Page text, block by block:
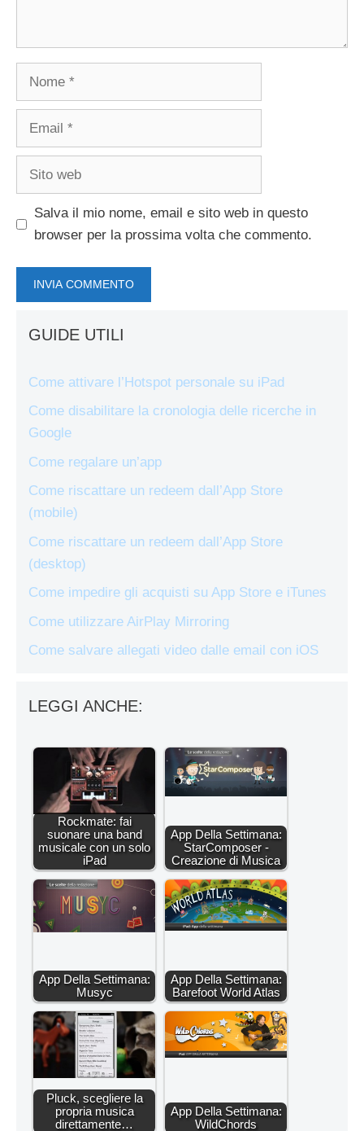
Nome
Email
Sito
Salva il mio nome, email e sito web in questo
browser per la prossima volta che commento.
GUIDE UTILI
Come attivare l’Hotspot personale su iPad
Come disabilitare la cronologia delle ricerche in
Google
Come regalare un’app
Come riscattare un redeem dall’App Store
(mobile)
Come riscattare un redeem dall’App Store
(desktop)
Come impedire gli acquisti su App Store e iTunes
Come utilizzare AirPlay Mirroring
Come salvare allegati video dalle email con iOS
LEGGI ANCHE:
Rockmate: fai
suonare una band
musicale con un solo
iPad
App Della Settimana:
StarComposer -
Creazione di Musica
App Della Settimana:
Musyc
App Della Settimana:
Barefoot World Atlas
Pluck, scegliere la
propria musica
direttamente…
App Della Settimana:
WildChords